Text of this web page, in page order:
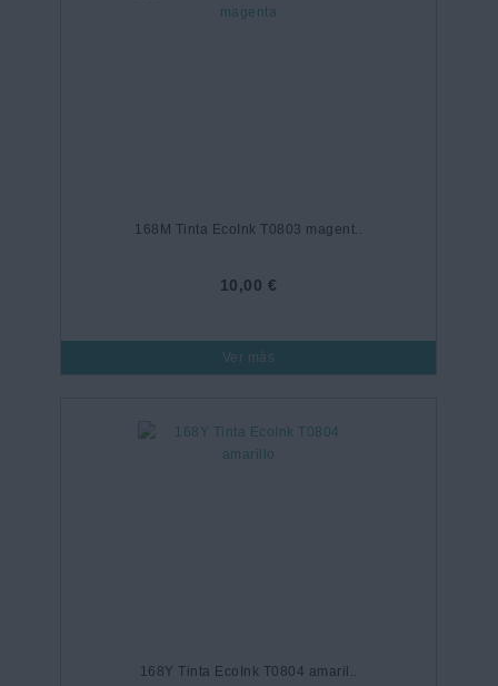
168M Tinta EcoInk T0803 magent..
10,00 €
Ver más
168Y Tinta EcoInk T0804 amaril..